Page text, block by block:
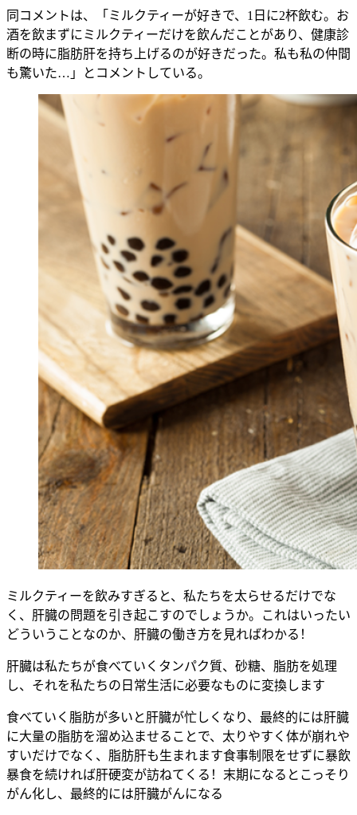
同コメントは、「ミルクティーが好きで、1日に2杯飲む。お
酒を飲まずにミルクティーだけを飲んだことがあり、健康診
断の時に脂肪肝を持ち上げるのが好きだった。私も私の仲間
も驚いた…」とコメントしている。
ミルクティーを飲みすぎると、私たちを太らせるだけでな
く、肝臓の問題を引き起こすのでしょうか。これはいったい
どういうことなのか、肝臓の働き方を見ればわかる！
肝臓は私たちが食べていくタンパク質、砂糖、脂肪を処理
し、それを私たちの日常生活に必要なものに変換します
食べていく脂肪が多いと肝臓が忙しくなり、最終的には肝臓
に大量の脂肪を溜め込ませることで、太りやすく体が崩れや
すいだけでなく、脂肪肝も生まれます食事制限をせずに暴飲
暴食を続ければ肝硬変が訪ねてくる！末期になるとこっそり
がん化し、最終的には肝臓がんになる